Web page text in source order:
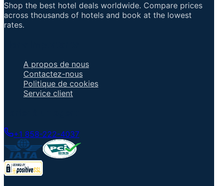
Shop the best hotel deals worldwide. Compare prices
across thousands of hotels and book at the lowest
rates.
A propos de nous
Contactez-nous
Politique de cookies
Service client
+1 858-222-4037